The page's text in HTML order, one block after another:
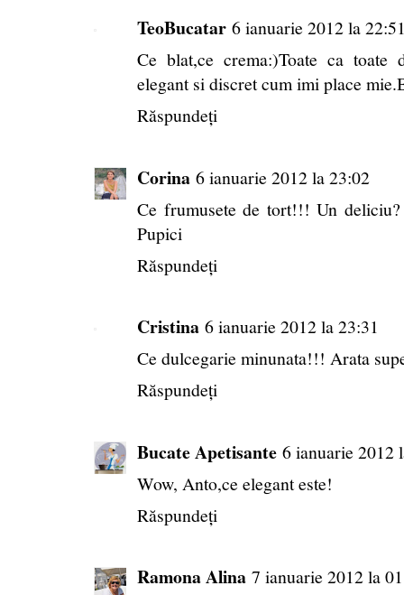
TeoBucatar 6 ianuarie 2012 la
Ce blat,ce crema:)Toate ca
elegant si discret cum imi place
Răspundeți
Corina 6 ianuarie 2012 la 23:02
Ce frumusete de tort!!! Un
Pupici
Răspundeți
Cristina 6 ianuarie 2012 la 23:31
Ce dulcegarie minunata!!! Arata
Răspundeți
Bucate Apetisante 6 ianuarie 2012
Wow, Anto,ce elegant este!
Răspundeți
Ramona Alina 7 ianuarie 2012 la